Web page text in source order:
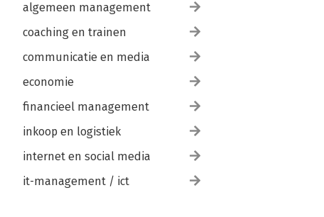
algemeen management
coaching en trainen
communicatie en media
economie
financieel management
inkoop en logistiek
internet en social media
it-management / ict